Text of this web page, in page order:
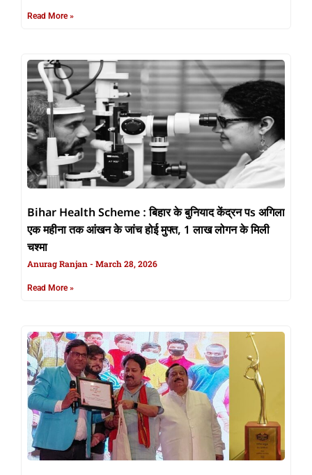
Read More »
Bihar Health Scheme : बिहार के बुनियाद केंद्रन पs अगिला
एक महीना तक आंखन के जांच होई मुफ्त, 1 लाख लोगन के मिली
चश्मा
Anurag Ranjan March 28, 2026
Read More »